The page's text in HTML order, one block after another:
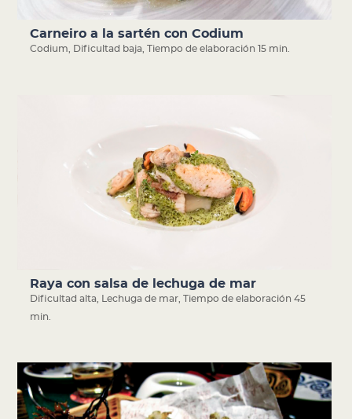
Carneiro a la sartén con Codium
Codium Dificultad baja Tiempo de elaboración 15 min.
Raya con salsa de lechuga de mar
Dificultad alta Lechuga de mar ,Tiempo de elaboración 45
min.